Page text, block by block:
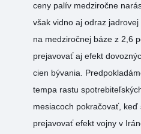
ceny palív medziročne
však vidno aj odraz
na medziročnej báze z 2,6
prejavovať aj efekt
cien bývania.
tempa rastu
mesiacoch pokračovať,
prejavovať efekt vojny v